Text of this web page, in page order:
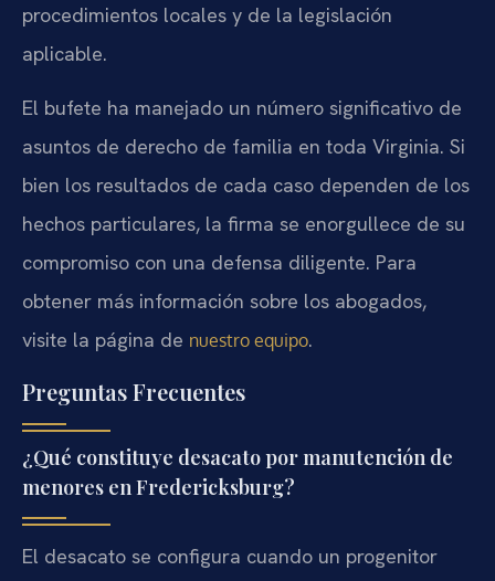
procedimientos locales y de la legislación
aplicable.
El bufete ha manejado un número significativo de
asuntos de derecho de familia en toda Virginia. Si
bien los resultados de cada caso dependen de los
hechos particulares, la firma se enorgullece de su
compromiso con una defensa diligente. Para
obtener más información sobre los abogados,
visite la página de nuestro equipo.
Preguntas Frecuentes
¿Qué constituye desacato por manutención de
menores en Fredericksburg?
El desacato se configura cuando un progenitor